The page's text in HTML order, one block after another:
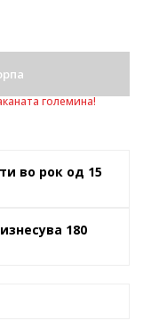
големина!
во рок од 15
180